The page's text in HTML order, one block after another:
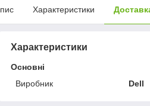
Характеристики
Характеристики
Основні
Виробник
Dell